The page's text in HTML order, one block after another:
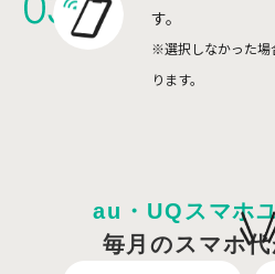
す。
※選択しなかった場
ります。
au・UQスマホ
毎月のスマホ